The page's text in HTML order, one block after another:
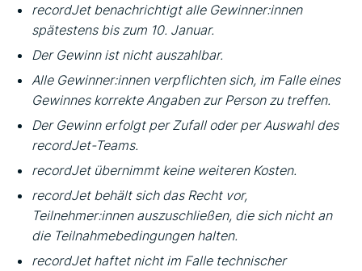
recordJet benachrichtigt alle Gewinner:innen
spätestens bis zum 10. Januar.
Der Gewinn ist nicht auszahlbar.
Alle Gewinner:innen verpflichten sich, im Falle eines
Gewinnes korrekte Angaben zur Person zu treffen.
Der Gewinn erfolgt per Zufall oder per Auswahl des
recordJet-Teams.
recordJet übernimmt keine weiteren Kosten.
recordJet behält sich das Recht vor,
Teilnehmer:innen auszuschließen, die sich nicht an
die Teilnahmebedingungen halten.
recordJet haftet nicht im Falle technischer